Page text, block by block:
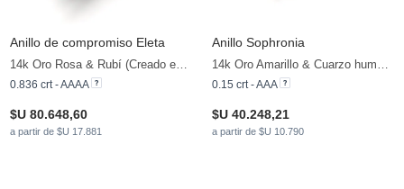
Anillo de compromiso Eleta
14k Oro Rosa & Rubí (Creado en laboratorio) & Esmeralda & Zafiro
0.836 crt - AAAA
$U 80.648,60
a partir de $U 17.881
Anillo Sophronia
14k Oro Amarillo & Cuarzo humo & Zafiro
0.15 crt - AAA
$U 40.248,21
a partir de $U 10.790